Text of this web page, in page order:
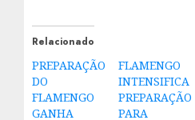
Relacionado
PREPARAÇÃO
DO
FLAMENGO
GANHA
FLAMENGO
INTENSIFICA
PREPARAÇÃO
PARA